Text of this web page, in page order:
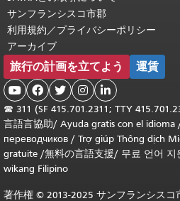
サンフランシスコ市郡
利用規約／プライバシーポリシー
アーカイブ
旅行の計画を立てよう 運賃
    
☎ 311 (SF 415.701.2311; TTY
言語言協助/ Ayuda gratis con el idioma
переводчиков / Trợ giúp Thông dịch
gratuite /無料の言語支援/ 무료 언어 지
wikang Filipino
著作権 © 2013-2025 サンフランシスコ